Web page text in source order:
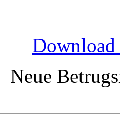
Download
Neue